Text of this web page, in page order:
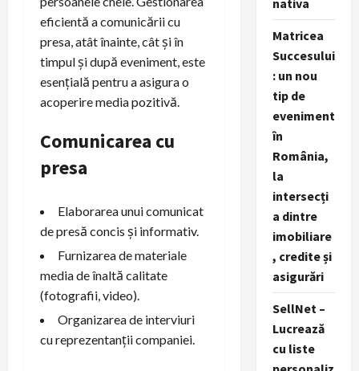
eficientă a comunicării cu
presa, atât înainte, cât și în
timpul și după eveniment, este
esențială pentru a asigura o
acoperire media pozitivă.
Comunicarea cu
presa
Elaborarea unui comunicat
de presă concis și informativ.
Furnizarea de materiale
media de înaltă calitate
(fotografii, video).
Organizarea de interviuri
cu reprezentanții companiei.
nativa
Matricea
Succesului
: un nou
tip de
eveniment
în
România,
la
intersecți
a dintre
imobiliare
, credite și
asigurări
SellNet –
Lucrează
cu liste